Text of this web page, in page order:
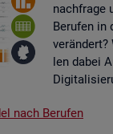
nach­fra­ge
Be­ru­fen in
len dabei
nach Be­ru­fen